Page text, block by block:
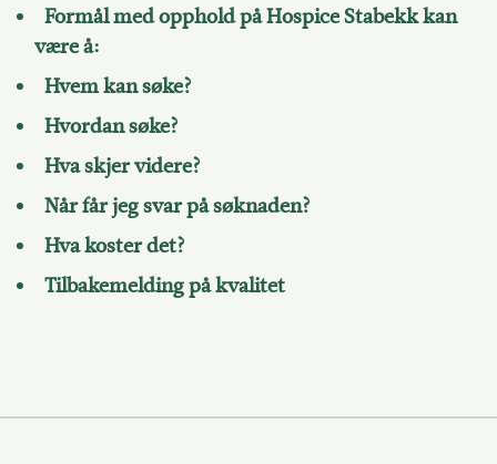
Formål med opphold på Hospice Stabekk kan
være å:
Hvem kan søke?
Hvordan søke?
Hva skjer videre?
Når får jeg svar på søknaden?
Hva koster det?
Tilbakemelding på kvalitet